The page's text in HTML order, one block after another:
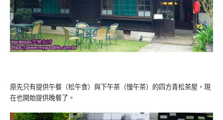
原先只有提供午餐（松午食）與下午茶（慢午茶）的四方青松茶屋，現
在也開始提供晚餐了。